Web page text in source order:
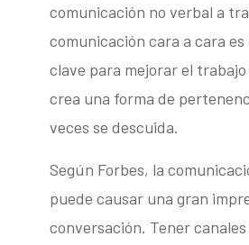
comunicación no verbal a
comunicación cara a cara
clave para mejorar el
crea una forma de
veces se descuida.
Según Forbes, la
puede causar una gran
conversación. Tener